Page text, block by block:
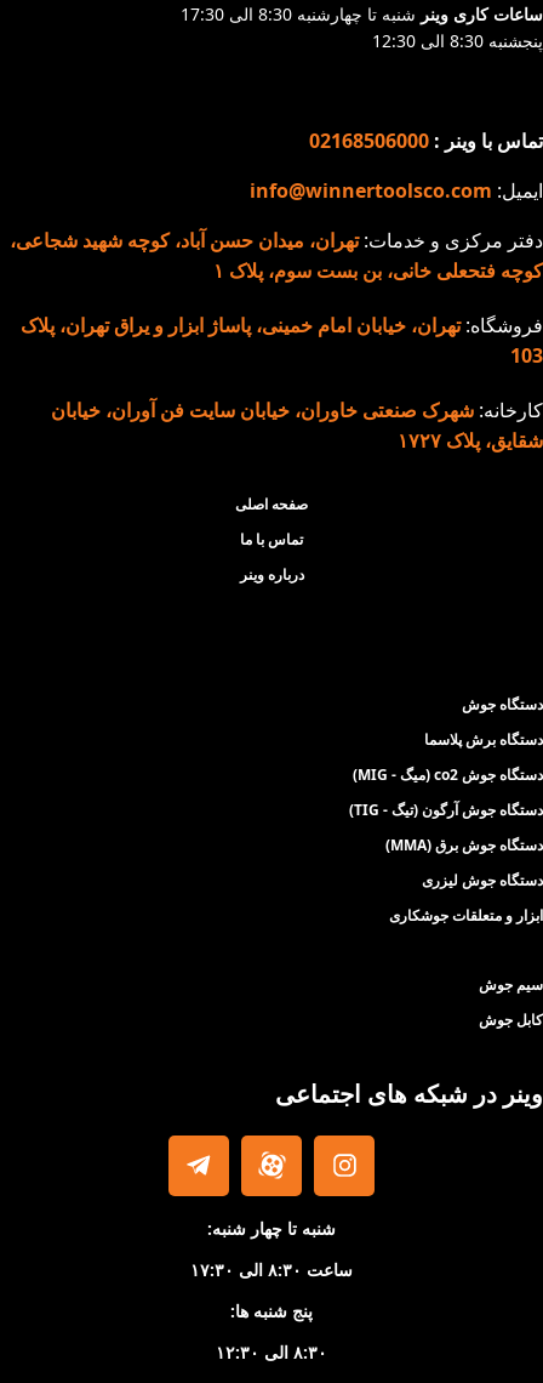
ساعات کاری وینر شنبه تا چهارشنبه 8:30 الی 17:30
پنجشنبه 8:30 الی 12:30
تماس با وینر : 02168506000
ایمیل: info@winnertoolsco.com
دفتر مرکزی و خدمات:تهران، میدان حسن آباد، کوچه شهید شجاعی،
کوچه فتحعلی خانی، بن بست سوم، پلاک ۱
فروشگاه:تهران، خیابان امام خمینی، پاساژ ابزار و یراق تهران، پلاک
103
کارخانه: شهرک صنعتی خاوران، خیابان سایت فن آوران، خیابان
شقایق، پلاک ۱۷۲۷
صفحه اصلی
تماس با ما
درباره وینر
دستگاه جوش
دستگاه برش پلاسما
دستگاه جوش co2 (میگ - MIG)
دستگاه جوش آرگون (تیگ - TIG)
دستگاه جوش برق (MMA)
دستگاه جوش لیزری
ابزار و متعلقات جوشکاری
سیم جوش
کابل جوش
وینر در شبکه های اجتماعی
شنبه تا چهار شنبه:
ساعت ۸:۳۰ الی ۱۷:۳۰
پنج شنبه ها:
۸:۳۰ الی ۱۲:۳۰